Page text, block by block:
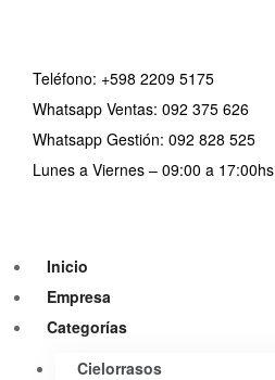
Teléfono: +598 2209 5175
Whatsapp Ventas: 092 375 626
Whatsapp Gestión: 092 828 525
Lunes a Viernes – 09:00 a 17:00hs
Inicio
Empresa
Categorías
Cielorrasos